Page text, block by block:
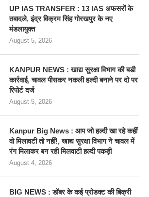
UP IAS TRANSFER : 13 IAS अफसरों के
तबादले, इंद्र विक्रम सिंह गोरखपुर के नए
मंडलायुक्त
August 5, 2026
KANPUR NEWS : खाद्य सुरक्षा विभाग की बडी
कार्रवाई, चावल पीसकर नकली हल्दी बनाने पर दो पर
रिपोर्ट दर्ज
August 5, 2026
Kanpur Big News : आप जो हल्दी खा रहे कहीं
वो मिलावटी तो नहीं!, खाद्य सुरक्षा विभाग ने चावल में
रंग मिलाकर बन रही मिलवाटी हल्दी पकड़ी
August 4, 2026
BIG NEWS : डॉबर के कई प्रोडक्ट की बिक्री